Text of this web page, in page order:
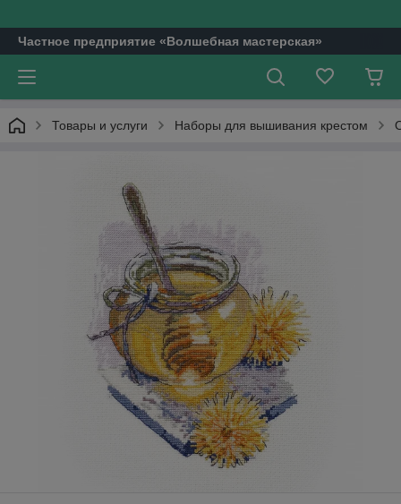
Частное предприятие «Волшебная мастерская»
Товары и услуги Наборы для вышивания крестом